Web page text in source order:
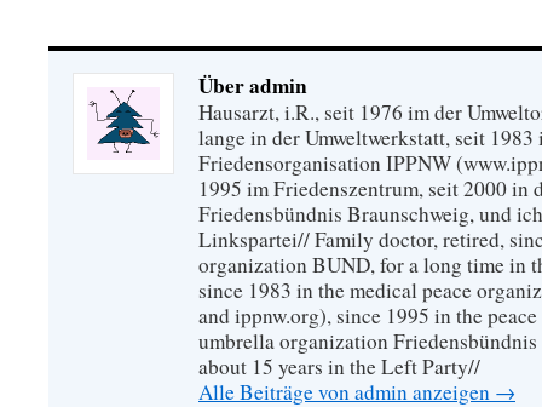
Über admin
Hausarzt, i.R., seit 1976 im der
lange in der Umweltwerkstatt, seit
Friedensorganisation IPPNW
1995 im Friedenszentrum, seit 2000 in
Friedensbündnis Braunschweig, und
Linkspartei// Family doctor, retired,
organization BUND, for a long time in
since 1983 in the medical peace
and ippnw.org), since 1995 in the
umbrella organization
about 15 years in the Left Party//
Alle Beiträge von admin anzeigen →